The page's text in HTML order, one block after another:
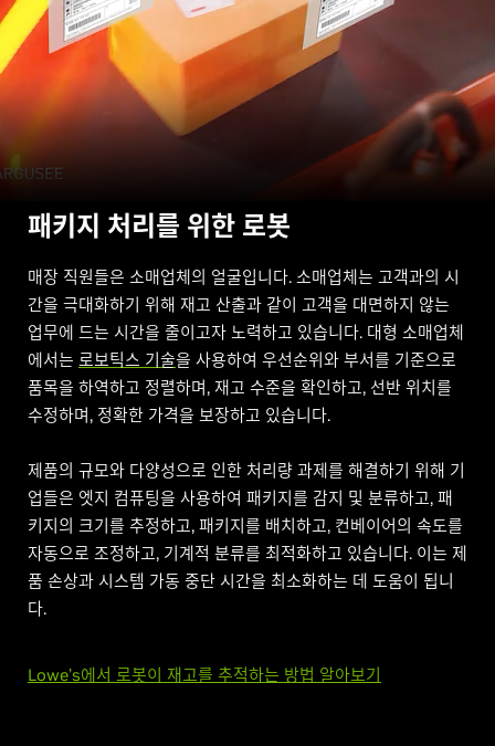
패키지 처리를 위한 로봇
매장 직원들은 소매업체의 얼굴입니다. 소매업체는 고객과의 시
간을 극대화하기 위해 재고 산출과 같이 고객을 대면하지 않는
업무에 드는 시간을 줄이고자 노력하고 있습니다. 대형 소매업체
에서는 로보틱스 기술을 사용하여 우선순위와 부서를 기준으로
품목을 하역하고 정렬하며, 재고 수준을 확인하고, 선반 위치를
수정하며, 정확한 가격을 보장하고 있습니다.
제품의 규모와 다양성으로 인한 처리량 과제를 해결하기 위해 기
업들은 엣지 컴퓨팅을 사용하여 패키지를 감지 및 분류하고, 패
키지의 크기를 추정하고, 패키지를 배치하고, 컨베이어의 속도를
자동으로 조정하고, 기계적 분류를 최적화하고 있습니다. 이는 제
품 손상과 시스템 가동 중단 시간을 최소화하는 데 도움이 됩니
다.
Lowe’s에서 로봇이 재고를 추적하는 방법 알아보기